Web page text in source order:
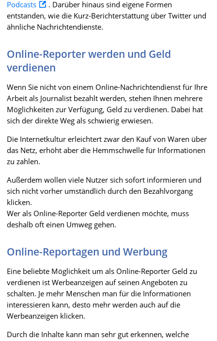
Podcasts
. Darüber hinaus sind eigene Formen
entstanden, wie die Kurz-Berichterstattung über Twitter und
ähnliche Nachrichtendienste.
Online-Reporter werden und Geld
verdienen
Wenn Sie nicht von einem Online-Nachrichtendienst für Ihre
Arbeit als Journalist bezahlt werden, stehen Ihnen mehrere
Möglichkeiten zur Verfügung, Geld zu verdienen. Dabei hat
sich der direkte Weg als schwierig erwiesen.
Die Internetkultur erleichtert zwar den Kauf von Waren über
das Netz, erhöht aber die Hemmschwelle für Informationen
zu zahlen.
Außerdem wollen viele Nutzer sich sofort informieren und
sich nicht vorher umständlich durch den Bezahlvorgang
klicken.
Wer als Online-Reporter Geld verdienen möchte, muss
deshalb oft einen Umweg gehen.
Online-Reportagen und Werbung
Eine beliebte Möglichkeit um als Online-Reporter Geld zu
verdienen ist Werbeanzeigen auf seinen Angeboten zu
schalten. Je mehr Menschen man für die Informationen
interessieren kann, desto mehr werden auch auf die
Werbeanzeigen klicken.
Durch die Inhalte kann man sehr gut erkennen, welche